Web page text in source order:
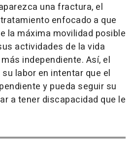
una fractura, el
enfocado a que
la máxima movilidad posible
actividades de la vida
independiente. Así, el
labor en intentar que el
y pueda seguir su
a tener discapacidad que le